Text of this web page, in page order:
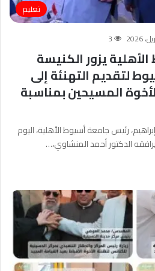
تعليم
3
يزور الكنيسة
لتقديم التهنئة إلى
المسيحين بمناسبة
رئيس جامعة أسيوط الأهلية، اليوم